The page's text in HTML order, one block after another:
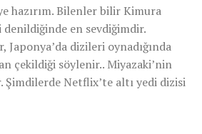
hazırım. Bilenler bilir Kimura
en sevdiğimdir.
Japonya’da dizileri oynadığında
çekildiği söylenir.. Miyazaki’nin
Şimdilerde Netflix’te altı yedi dizisi